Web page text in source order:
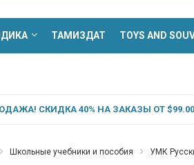
ТАМИЗДАТ TOYS AND
СКИДКА 40% НА ЗАКАЗЫ ОТ
Школьные учебники и пособия УМК